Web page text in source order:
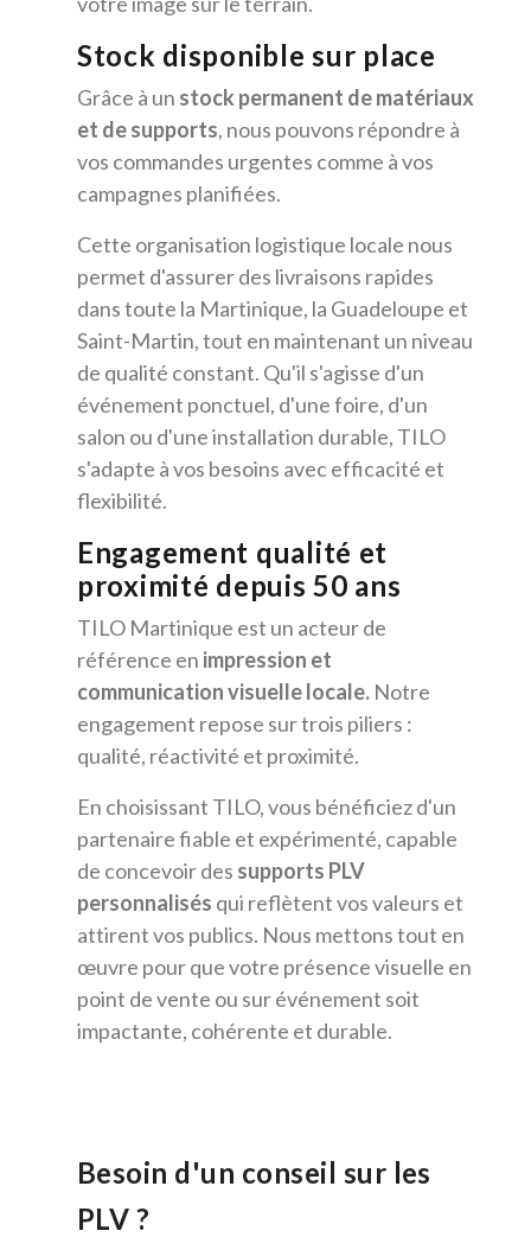
Stock disponible sur place
Grâce à un stock permanent de matériaux
et de supports, nous pouvons répondre à
vos commandes urgentes comme à vos
campagnes planifiées.
Cette organisation logistique locale nous
permet d'assurer des livraisons rapides
dans toute la Martinique, la Guadeloupe et
Saint-Martin, tout en maintenant un niveau
de qualité constant. Qu'il s'agisse d'un
événement ponctuel, d'une foire, d'un
salon ou d'une installation durable, TILO
s'adapte à vos besoins avec efficacité et
flexibilité.
Engagement qualité et
proximité depuis 50 ans
TILO Martinique est un acteur de
référence en impression et
communication visuelle locale. Notre
engagement repose sur trois piliers :
qualité, réactivité et proximité.
En choisissant TILO, vous bénéficiez d'un
partenaire fiable et expérimenté, capable
de concevoir des supports PLV
personnalisés qui reflètent vos valeurs et
attirent vos publics. Nous mettons tout en
œuvre pour que votre présence visuelle en
point de vente ou sur événement soit
impactante, cohérente et durable.
Besoin d'un conseil sur les
PLV ?